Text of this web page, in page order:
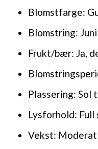
Blomstfarge:
Blomstring: Juni
Frukt/bær: Ja,
Plassering: Sol
Lysforhold:
Vekst: Moderat